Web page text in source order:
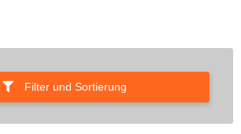
Filter und Sortierung